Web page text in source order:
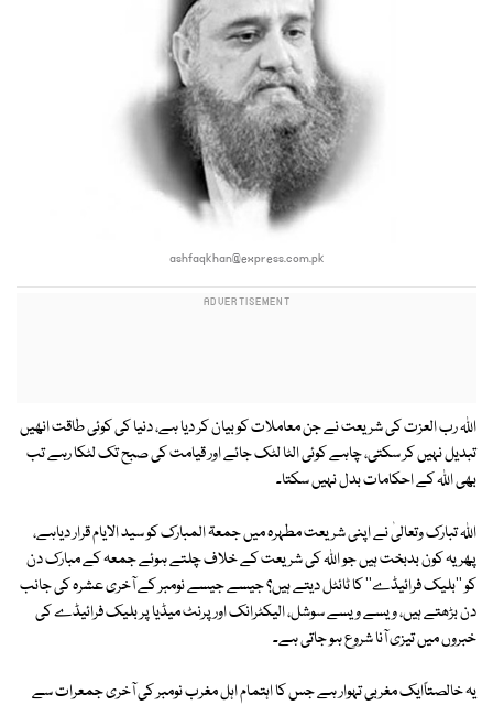
ashfaqkhan@express.com.pk
اﷲ رب العزت کی شریعت نے جن معاملات کو بیان کر دیا ہے، دنیا کی کوئی طاقت انھیں
تبدیل نہیں کر سکتی، چاہے کوئی الٹا لٹک جائے اور قیامت کی صبح تک لٹکا رہے تب
بھی اﷲ کے احکامات بدل نہیں سکتا۔
اﷲ تبارک وتعالیٰ نے اپنی شریعت مطہرہ میں جمعۃ المبارک کو سید الایام قرار دیاہے،
پھر یہ کون بدبخت ہیں جو اﷲ کی شریعت کے خلاف چلتے ہوئے جمعہ کے مبارک دن
کو ''بلیک فرائیڈے'' کا ٹائٹل دیتے ہیں؟ جیسے جیسے نومبر کے آخری عشرہ کی جانب
دن بڑھتے ہیں، ویسے ویسے سوشل، الیکٹرانک اور پرنٹ میڈیا پر بلیک فرائیڈے کی
خبروں میں تیزی آنا شروع ہو جاتی ہے۔
یہ خالصتاًایک مغربی تہوار ہے جس کا اہتمام اہل مغرب نومبر کی آخری جمعرات سے